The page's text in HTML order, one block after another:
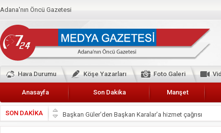
Adana'nın Öncü Gazetesi
Hava Durumu Köşe Yazarları Foto Galeri
Anasayfa Son Dakika Manşet
SON DAKİKA
Başkan Güler’den Başkan Karalar’a hizmet çağrısı
Lokantacılar ve Kebapçılar Esnaf Odası Başkanı Şefik